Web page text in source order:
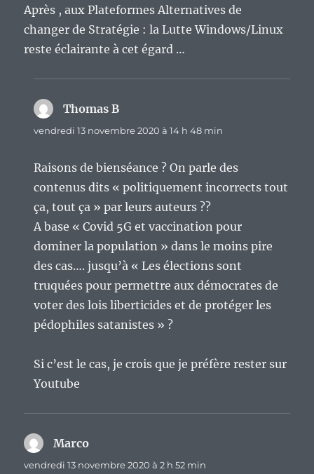
Après , aux Plateformes Alternatives de
changer de Stratégie : la Lutte Windows/Linux
reste éclairante à cet égard …
Thomas B
vendredi 13 novembre 2020 à 14 h 48 min
Raisons de bienséance ? On parle des
contenus dits « politiquement incorrects tout
ça, tout ça » par leurs auteurs ??
A base « Covid 5G et vaccination pour
dominer la population » dans le moins pire
des cas…. jusqu’à « Les élections sont
truquées pour permettre aux démocrates de
voter des lois liberticides et de protéger les
pédophiles satanistes » ?
Si c’est le cas, je crois que je préfère rester sur
Youtube
Marco
vendredi 13 novembre 2020 à 2 h 52 min